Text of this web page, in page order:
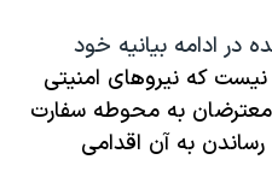
در ادامه بیانیه خود
نیست که نیروهای امنیتی
معترضان به محوطه سفارت
به آن اقدامی